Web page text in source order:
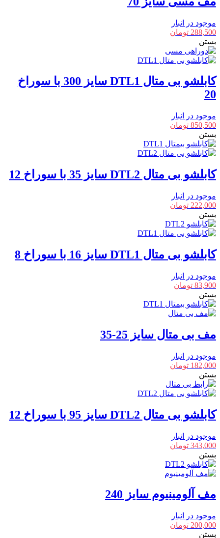
موجود در انبار
288,500 تومان
بستن
کابلشو بی متال DTL1 سایز 300 با سوراخ
20
موجود در انبار
850,500 تومان
بستن
کابلشو بی متال DTL2 سایز 35 با سوراخ 12
موجود در انبار
222,000 تومان
بستن
کابلشو بی متال DTL1 سایز 16 با سوراخ 8
موجود در انبار
83,900 تومان
بستن
مف بی متال سایز 25-35
موجود در انبار
182,000 تومان
بستن
کابلشو بی متال DTL2 سایز 95 با سوراخ 12
موجود در انبار
343,000 تومان
بستن
مف آلومینیوم سایز 240
موجود در انبار
200,000 تومان
بستن